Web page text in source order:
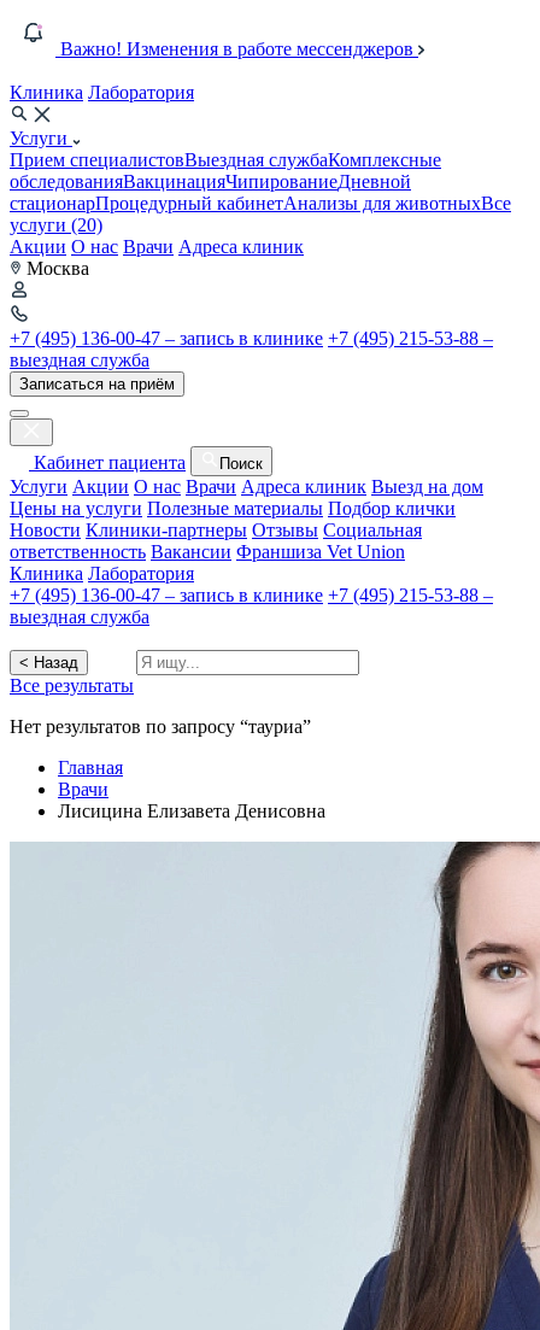
Важно! Изменения в работе мессенджеров
Клиника Лаборатория
Услуги
Прием специалистовВыездная службаКомплексные
обследованияВакцинацияЧипированиеДневной
стационарПроцедурный кабинетАнализы для животныхВсе
услуги (20)
Акции О нас Врачи Адреса клиник
Москва
+7 (495) 136-00-47 – запись в клинике +7 (495) 215-53-88 –
выездная служба
Записаться на приём
Кабинет пациента Поиск
Услуги Акции О нас Врачи Адреса клиник Выезд на дом
Цены на услуги Полезные материалы Подбор клички
Новости Клиники-партнеры Отзывы Социальная
ответственность Вакансии Франшиза Vet Union
Клиника Лаборатория
+7 (495) 136-00-47 – запись в клинике +7 (495) 215-53-88 –
выездная служба
< Назад
Все результаты
Нет результатов по запросу “тауриа”
Главная
Врачи
Лисицина Елизавета Денисовна